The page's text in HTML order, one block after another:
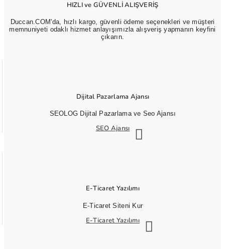
HIZLI ve GÜVENLİ ALIŞVERİŞ
Duccan.COM'da, hızlı kargo, güvenli ödeme seçenekleri ve müşteri
memnuniyeti odaklı hizmet anlayışımızla alışveriş yapmanın keyfini
çıkarın.
Dijital Pazarlama Ajansı
SEOLOG Dijital Pazarlama ve Seo Ajansı
SEO Ajansı
E-Ticaret Yazılımı
E-Ticaret Siteni Kur
E-Ticaret Yazılımı